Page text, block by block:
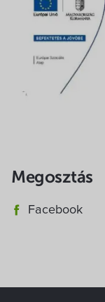
Megosztás
Facebook